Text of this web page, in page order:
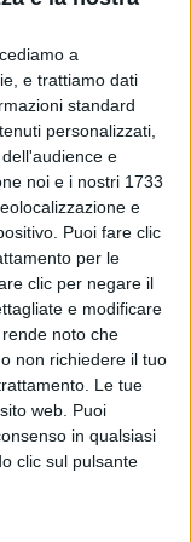
a
e trattiamo dati
standard
personalizzati,
e
noi e i nostri 1733
e
Puoi fare clic
per le
clic per negare il
e modificare
rende noto che
non richiedere il tuo
Le tue
web. Puoi
in qualsiasi
clic sul pulsante
delle
che, un
un bimbo
Si intitola
che vede
, circondati
che, oltre
simili, vogliono
operaie quei
perso la vita